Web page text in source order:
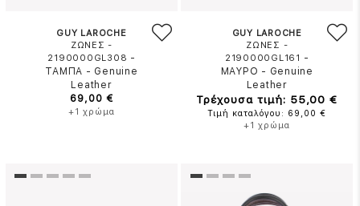
GUY LAROCHE
ΖΩΝΕΣ -
2190000GL308 -
ΤΑΜΠΑ - Genuine
Leather
69,00 €
+1 χρώμα
GUY LAROCHE
ΖΩΝΕΣ -
2190000GL161 -
ΜΑΥΡΟ - Genuine
Leather
Τρέχουσα τιμή: 55,00 €
Τιμή καταλόγου: 69,00 €
+1 χρώμα